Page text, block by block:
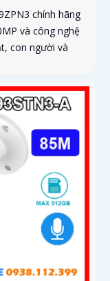
chính hãng
và công nghệ
con người và